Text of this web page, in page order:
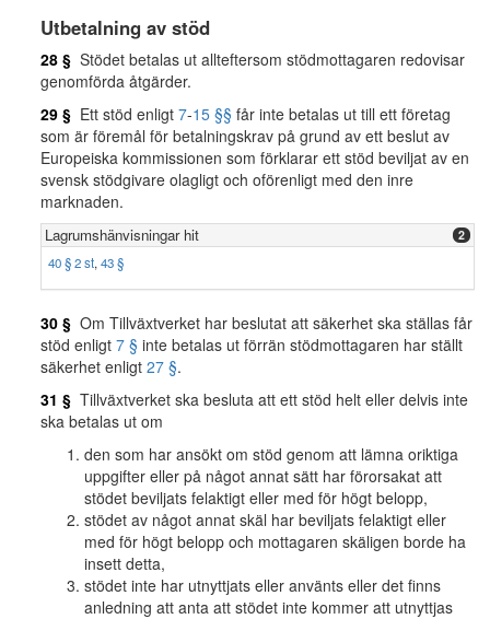
Utbetalning av stöd
28 § Stödet betalas ut allteftersom stödmottagaren redovisar
genomförda åtgärder.
29 § Ett stöd enligt 7-15 §§ får inte betalas ut till ett företag
som är föremål för betalningskrav på grund av ett beslut av
Europeiska kommissionen som förklarar ett stöd beviljat av en
svensk stödgivare olagligt och oförenligt med den inre
marknaden.
Lagrumshänvisningar hit 2
40 § 2 st, 43 §
30 § Om Tillväxtverket har beslutat att säkerhet ska ställas får
stöd enligt 7 § inte betalas ut förrän stödmottagaren har ställt
säkerhet enligt 27 §.
31 § Tillväxtverket ska besluta att ett stöd helt eller delvis inte
ska betalas ut om
den som har ansökt om stöd genom att lämna oriktiga
uppgifter eller på något annat sätt har förorsakat att
stödet beviljats felaktigt eller med för högt belopp,
stödet av något annat skäl har beviljats felaktigt eller
med för högt belopp och mottagaren skäligen borde ha
insett detta,
stödet inte har utnyttjats eller använts eller det finns
anledning att anta att stödet inte kommer att utnyttjas